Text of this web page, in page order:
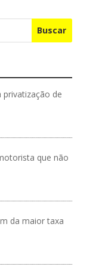
Buscar
de
que não
da maior taxa